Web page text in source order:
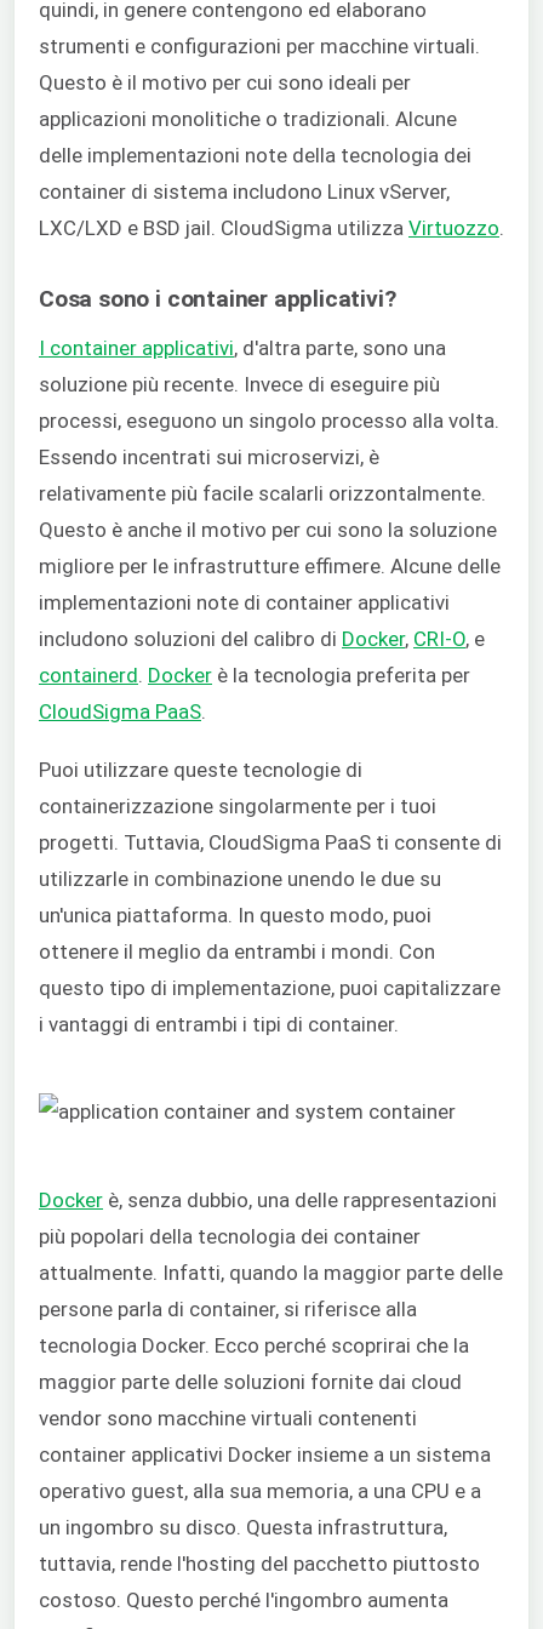
quindi, in genere contengono ed elaborano
strumenti e configurazioni per macchine virtuali.
Questo è il motivo per cui sono ideali per
applicazioni monolitiche o tradizionali. Alcune
delle implementazioni note della tecnologia dei
container di sistema includono Linux vServer,
LXC/LXD e BSD jail. CloudSigma utilizza Virtuozzo
Cosa sono i container applicativi?
I container applicativi, d'altra parte, sono una
soluzione più recente. Invece di eseguire più
processi, eseguono un singolo processo alla volta.
Essendo incentrati sui microservizi, è
relativamente più facile scalarli orizzontalmente.
Questo è anche il motivo per cui sono la soluzione
migliore per le infrastrutture effimere. Alcune delle
implementazioni note di container applicativi
includono soluzioni del calibro di Docker, CRI-O, e
containerd Docker è la tecnologia preferita per
CloudSigma PaaS
Puoi utilizzare queste tecnologie di
containerizzazione singolarmente per i tuoi
progetti. Tuttavia, CloudSigma PaaS ti consente di
utilizzarle in combinazione unendo le due su
un'unica piattaforma. In questo modo, puoi
ottenere il meglio da entrambi i mondi. Con
questo tipo di implementazione, puoi capitalizzare
i vantaggi di entrambi i tipi di container.
Docker è, senza dubbio, una delle rappresentazioni
più popolari della tecnologia dei container
attualmente. Infatti, quando la maggior parte delle
persone parla di container, si riferisce alla
tecnologia Docker. Ecco perché scoprirai che la
maggior parte delle soluzioni fornite dai cloud
vendor sono macchine virtuali contenenti
container applicativi Docker insieme a un sistema
operativo guest, alla sua memoria, a una CPU e a
un ingombro su disco. Questa infrastruttura,
tuttavia, rende l'hosting del pacchetto piuttosto
costoso. Questo perché l'ingombro aumenta